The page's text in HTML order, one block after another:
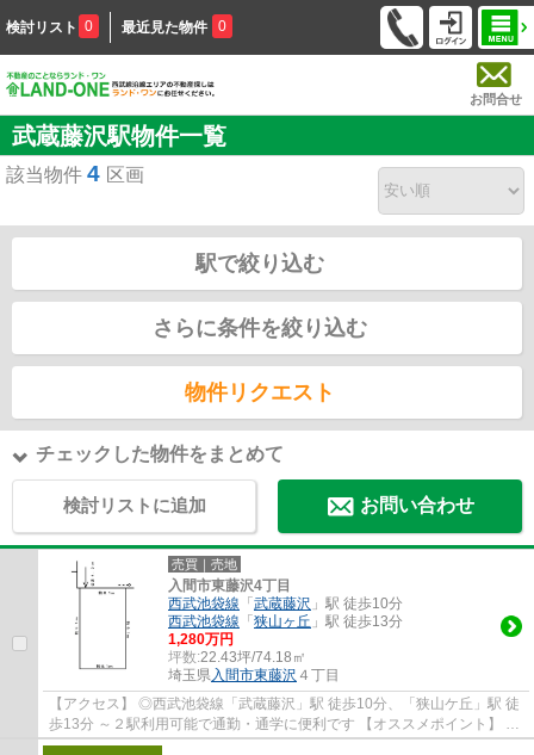
検討リスト 0 最近見た物件 0
お問合せ
武蔵藤沢駅物件一覧
該当物件 4 区画
駅で絞り込む
さらに条件を絞り込む
物件リクエスト
チェックした物件をまとめて
検討リストに追加 お問い合わせ
売買｜売地
入間市東藤沢4丁目
西武池袋線 「 武蔵藤沢 」駅 徒歩10分
西武池袋線 「 狭山ヶ丘 」駅 徒歩13分
1,280万円
坪数:22.43坪/74.18㎡
埼玉県入間市東藤沢 ４丁目
【アクセス】 ◎西武池袋線「武蔵藤沢」駅 徒歩10分、「狭山ケ丘」駅 徒
歩13分 ～２駅利用可能で通勤・通学に便利です 【オススメポイント】 ◎
大型商業施設グリーンガーデンまで徒歩10...